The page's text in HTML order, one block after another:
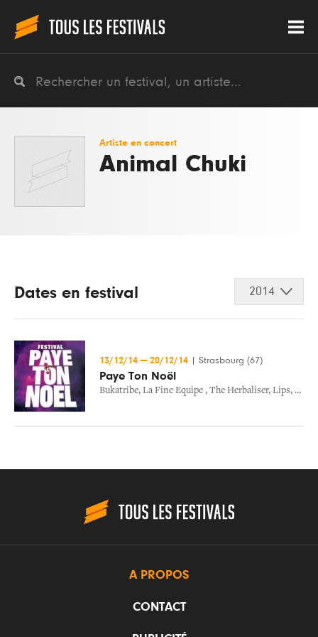
Artiste en concert
Animal Chuki
Dates en festival 2014
13/12/14 — 20/12/14 Strasbourg (67)
Paye Ton Noël
Bukatribe, La Fine Equipe , The Herbaliser, Lips, The
A PROPOS
CONTACT